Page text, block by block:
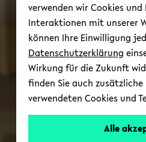
verwenden wir Cookies
Interaktionen mit unserer
können Ihre Einwilligung
Datenschutzerklärung
Wirkung für die Zukunft
finden Sie auch
verwendeten Cookies und
Alle